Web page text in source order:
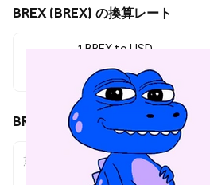
BREX (BREX) の換算レート
1 BREX to USD
$0.00007334
BREX (BREX) の価格変動
期間 金額変動